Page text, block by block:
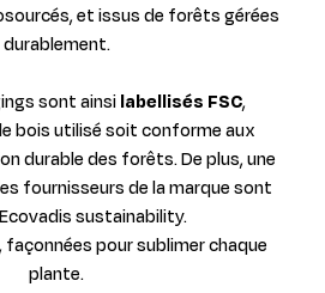
et issus de forêts gérées
durablement.
sont ainsilabellisés FSC,
bois utilisé soit conforme aux
durable des forêts. De plus, une
fournisseurs de la marque sont
sustainability.
façonnées pour sublimer chaque
plante.